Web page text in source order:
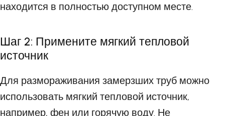
находится в полностью доступном месте.
Шаг 2: Примените мягкий тепловой
источник
Для размораживания замерзших труб можно
использовать мягкий тепловой источник,
например, фен или горячую воду. Не